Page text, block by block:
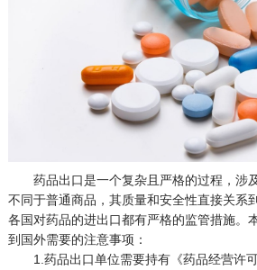
药品出口是一个复杂且严格的过程，涉
不同于普通商品，其质量和安全性直接关系
各国对药品的进出口都有严格的监管措施。
到国外需要的注意事项：
1.药品出口单位需要持有《药品经营许